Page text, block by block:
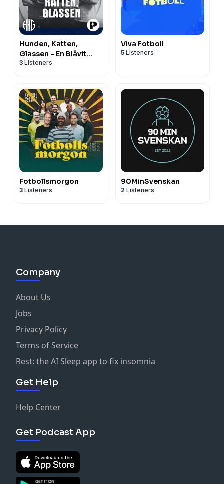
Hunden, Katten,
Glassen - En Blåvit
podcast
3 Listeners
Viva Fotboll
5 Listeners
Fotbollsmorgon
3 Listeners
90MinSvenskan
2 Listeners
Company
About Us
Jobs
Privacy Policy
Terms of Service
Rest: the AI Sleep app to fix insomnia
Get Help
Help Center
Get Podcast App